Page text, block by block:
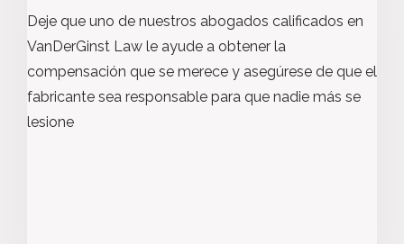
Deje que uno de nuestros abogados calificados en
VanDerGinst Law le ayude a obtener la
compensación que se merece y asegúrese de que el
fabricante sea responsable para que nadie más se
lesione